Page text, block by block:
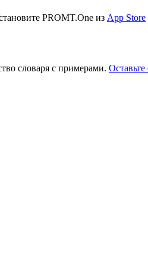
PROMT.One из App Store
словаря с примерами.